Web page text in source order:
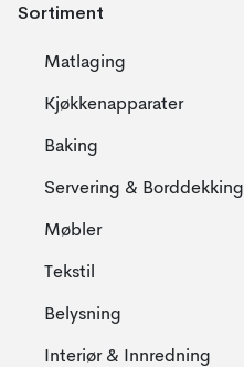
Sortiment
Matlaging
Kjøkkenapparater
Baking
Servering & Borddekking
Møbler
Tekstil
Belysning
Interiør & Innredning